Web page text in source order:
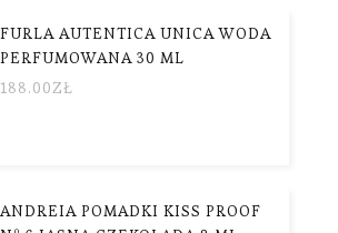
FURLA AUTENTICA UNICA WODA
PERFUMOWANA 30 ML
188.00ZŁ
ANDREIA POMADKI KISS PROOF